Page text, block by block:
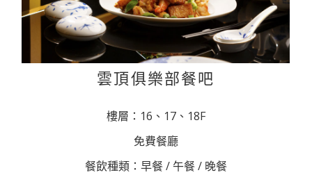
雲頂俱樂部餐吧
樓層：16、17、18F
免費餐廳
餐飲種類：早餐 / 午餐 / 晚餐